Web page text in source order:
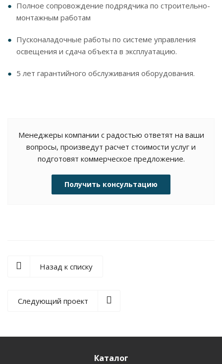
Полное сопровождение подрядчика по строительно-
монтажным работам
Пусконаладочные работы по системе управления
освещения и сдача объекта в эксплуатацию.
5 лет гарантийного обслуживания оборудования.
Менеджеры компании с радостью ответят на ваши
вопросы, произведут расчет стоимости услуг и
подготовят коммерческое предложение.
Получить консультацию
Назад к списку
Следующий проект
Каталог